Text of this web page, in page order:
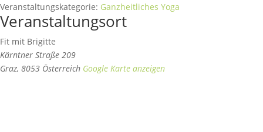
Veranstaltungskategorie: Ganzheitliches Yoga
Veranstaltungsort
Fit mit Brigitte
Kärntner Straße 209
Graz, 8053 Österreich Google Karte anzeigen